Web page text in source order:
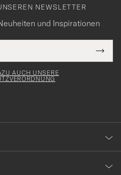
NEWSLETTER
und Inspirationen
AUCH UNSERE